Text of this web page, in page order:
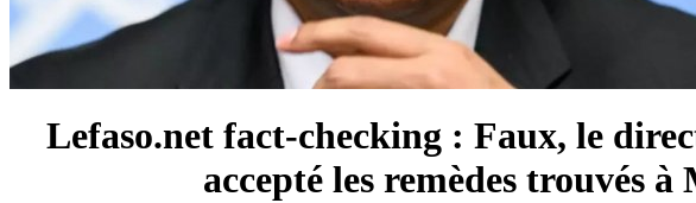
Lefaso.net fact-checking : Faux, le
accepté les remèdes trouvés